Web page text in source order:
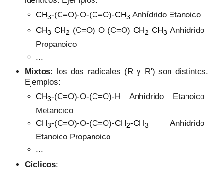
CH3-(C=O)-O-(C=O)-CH3 Anhídrido Etanoico
CH3-CH2-(C=O)-O-(C=O)-CH2-CH3 Anhídrido
Propanoico
...
Mixtos: los dos radicales (R y R') son distintos.
Ejemplos:
CH3-(C=O)-O-(C=O)- H Anhídrido Etanoico
Metanoico
CH3-(C=O)-O-(C=O)-CH2-CH3
Anhídrido
Etanoico Propanoico
...
Cíclicos: